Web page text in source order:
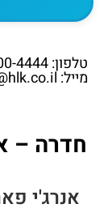
טלפון: 09-300-4444
מייל: office@hlk.co.il
חדרה –
אנרג'י